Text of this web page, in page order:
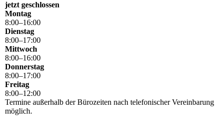
jetzt geschlossen
Montag
8:00–16:00
Dienstag
8:00–17:00
Mittwoch
8:00–16:00
Donnerstag
8:00–17:00
Freitag
8:00–12:00
Termine außerhalb der Bürozeiten nach telefonischer Vereinbarung
möglich.